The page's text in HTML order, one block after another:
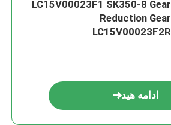
LC15V00023F1 SK350-8 Gear
Reduction Gear
LC15V00023F2R
ادامه هید